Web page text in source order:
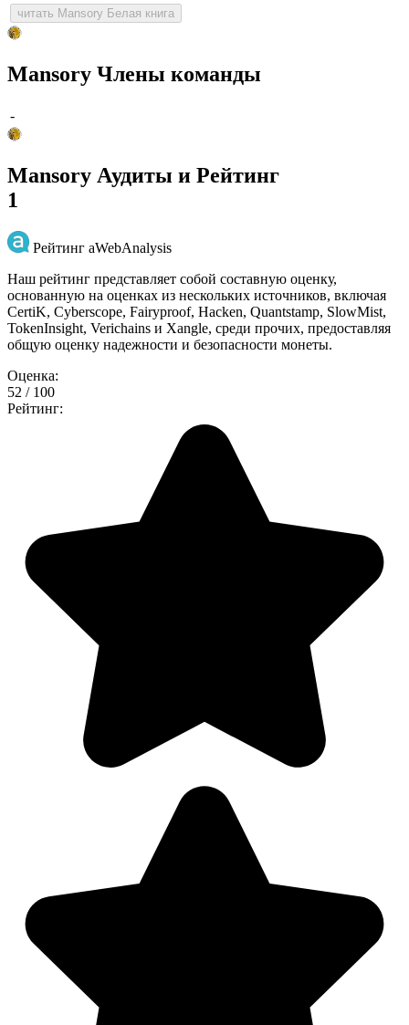
читать Mansory Белая книга
Mansory Члены команды
-
Mansory Аудиты и Рейтинг
1
Рейтинг aWebAnalysis
Наш рейтинг представляет собой составную оценку,
основанную на оценках из нескольких источников, включая
CertiK, Cyberscope, Fairyproof, Hacken, Quantstamp, SlowMist,
TokenInsight, Verichains и Xangle, среди прочих, предоставляя
общую оценку надежности и безопасности монеты.
Оценка:
52 / 100
Рейтинг: